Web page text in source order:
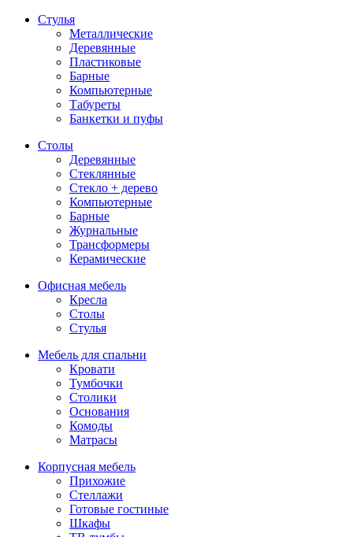
Стулья
Металлические
Деревянные
Пластиковые
Барные
Компьютерные
Табуреты
Банкетки и пуфы
Столы
Деревянные
Стеклянные
Стекло + дерево
Компьютерные
Барные
Журнальные
Трансформеры
Керамические
Офисная мебель
Кресла
Столы
Стулья
Мебель для спальни
Кровати
Тумбочки
Столики
Основания
Комоды
Матрасы
Корпусная мебель
Прихожие
Стеллажи
Готовые гостиные
Шкафы